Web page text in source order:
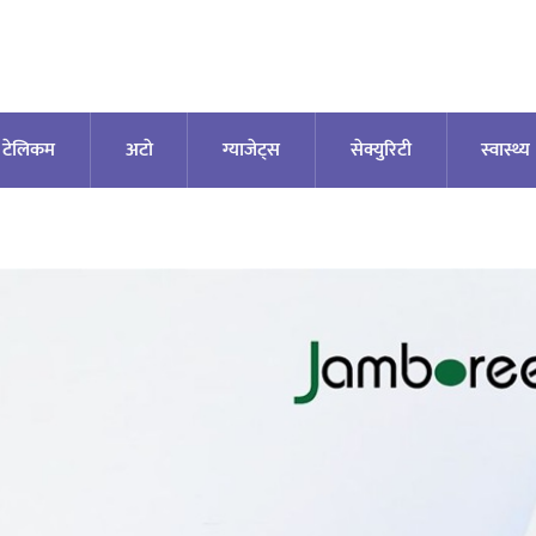
टेलिकम अटाे ग्याजेट्स सेक्युरिटी स्वास्थ्य